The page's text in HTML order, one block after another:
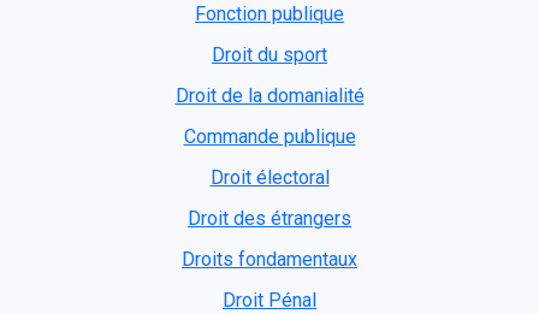
Fonction publique
Droit du sport
Droit de la domanialité
Commande publique
Droit électoral
Droit des étrangers
Droits fondamentaux
Droit Pénal